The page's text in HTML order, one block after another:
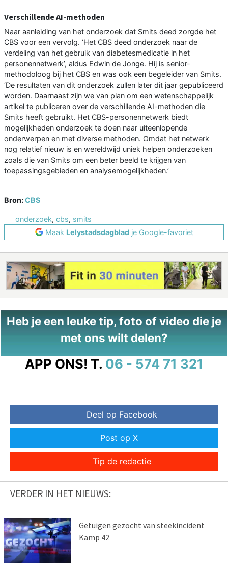
Verschillende AI-methoden
Naar aanleiding van het onderzoek dat Smits deed zorgde het
CBS voor een vervolg. ‘Het CBS deed onderzoek naar de
verdeling van het gebruik van diabetesmedicatie in het
personennetwerk’, aldus Edwin de Jonge. Hij is senior-
methodoloog bij het CBS en was ook een begeleider van Smits.
‘De resultaten van dit onderzoek zullen later dit jaar gepubliceerd
worden. Daarnaast zijn we van plan om een wetenschappelijk
artikel te publiceren over de verschillende AI-methoden die
Smits heeft gebruikt. Het CBS-personennetwerk biedt
mogelijkheden onderzoek te doen naar uiteenlopende
onderwerpen en met diverse methoden. Omdat het netwerk
nog relatief nieuw is en wereldwijd uniek helpen onderzoeken
zoals die van Smits om een beter beeld te krijgen van
toepassingsgebieden en analysemogelijkheden.’
Bron:CBS
onderzoek, cbs, smits
Maak Lelystadsdagbladje Google-favoriet
Heb je een leuke tip, foto of video die je
met ons wilt delen?
APP ONS! T. 06 - 574 71 321
Deel op Facebook
Post op X
Tip de redactie
VERDER IN HET NIEUWS:
Getuigen gezocht van steekincident
Kamp 42